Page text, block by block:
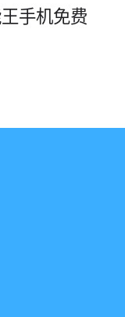
手机免费